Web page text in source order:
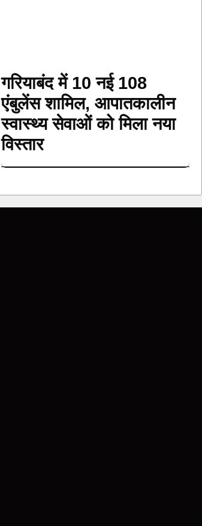
गरियाबंद में 10 नई 108
एंबुलेंस शामिल, आपातकालीन
स्वास्थ्य सेवाओं को मिला नया
विस्तार